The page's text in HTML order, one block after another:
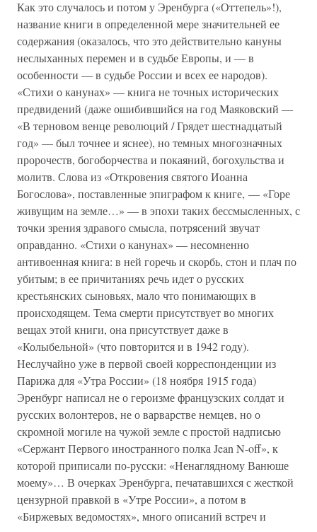
Как это случалось и потом у Эренбурга («Оттепель»!),
название книги в определенной мере значительней ее
содержания (оказалось, что это действительно кануны
неслыханных перемен и в судьбе Европы, и — в
особенности — в судьбе России и всех ее народов).
«Стихи о канунах» — книга не точных исторических
предвидений (даже ошибившийся на год Маяковский —
«В терновом венце революций / Грядет шестнадцатый
год» — был точнее и яснее), но темных многозначных
пророчеств, богоборчества и покаяний, богохульства и
молитв. Слова из «Откровения святого Иоанна
Богослова», поставленные эпиграфом к книге, — «Горе
живущим на земле…» — в эпохи таких бессмысленных, с
точки зрения здравого смысла, потрясений звучат
оправданно. «Стихи о канунах» — несомненно
антивоенная книга: в ней горечь и скорбь, стон и плач по
убитым; в ее причитаниях речь идет о русских
крестьянских сыновьях, мало что понимающих в
происходящем. Тема смерти присутствует во многих
вещах этой книги, она присутствует даже в
«Колыбельной» (что повторится и в 1942 году).
Неслучайно уже в первой своей корреспонденции из
Парижа для «Утра России» (18 ноября 1915 года)
Эренбург написал не о героизме французских солдат и
русских волонтеров, не о варварстве немцев, но о
скромной могиле на чужой земле с простой надписью
«Сержант Первого иностранного полка Jean N-off», к
которой приписали по-русски: «Ненаглядному Ванюше
моему»… В очерках Эренбурга, печатавшихся с жесткой
цензурной правкой в «Утре России», а потом в
«Биржевых ведомостях», много описаний встреч и